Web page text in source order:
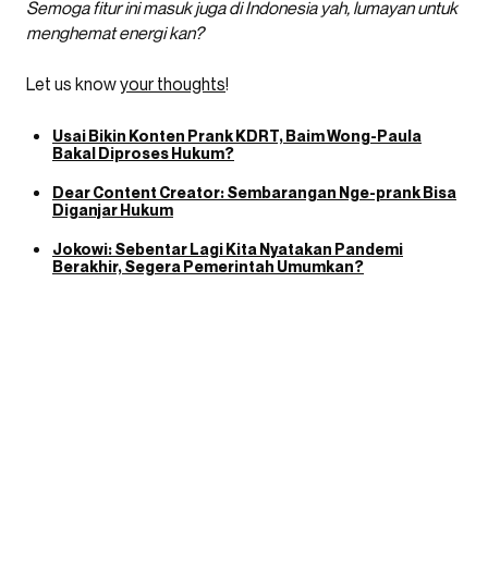
Semoga fitur ini masuk juga di Indonesia yah, lumayan untuk
menghemat energi kan?
Let us knowyour thoughts!
Usai Bikin Konten Prank KDRT, Baim Wong-Paula
Bakal Diproses Hukum?
Dear Content Creator: Sembarangan Nge-prank Bisa
Diganjar Hukum
Jokowi: Sebentar Lagi Kita Nyatakan Pandemi
Berakhir, Segera Pemerintah Umumkan?